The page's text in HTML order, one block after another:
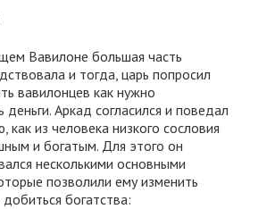
Вавилоне большая часть
и тогда, царь попросил
вавилонцев как нужно
деньги. Аркад согласился и поведал
как из человека низкого сословия
и богатым. Для этого он
несколькими основными
позволили ему изменить
богатства: